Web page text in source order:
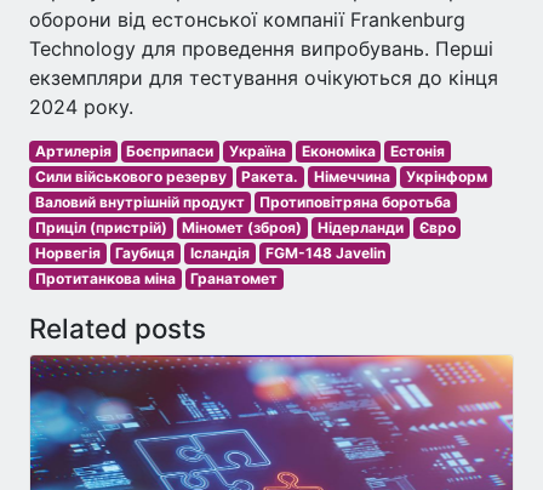
оборони від естонської компанії Frankenburg
Technology для проведення випробувань. Перші
екземпляри для тестування очікуються до кінця
2024 року.
Артилерія Боєприпаси Україна Економіка
Естонія
Сили військового резерву
Ракета. Німеччина
Укрінформ
Валовий внутрішній продукт
Протиповітряна боротьба
Приціл (пристрій)
Міномет (зброя) Нідерланди
Євро
Норвегія
Гаубиця Ісландія
FGM-148 Javelin
Протитанкова міна
Гранатомет
Related posts